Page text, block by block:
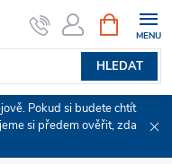
HLEDAT
NÁKUPNÍ
KOŠÍK
Pokud si budete chtít
si předem ověřit, zda